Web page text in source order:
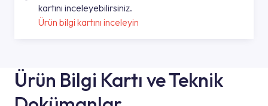
kartını inceleyebilirsiniz.
Ürün bilgi kartını inceleyin
Ürün Bilgi Kartı ve Teknik